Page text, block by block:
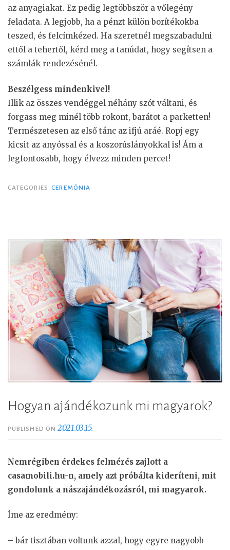
az anyagiakat. Ez pedig legtöbbször a vőlegény
feladata. A legjobb, ha a pénzt külön borítékokba
teszed, és felcímkézed. Ha szeretnél megszabadulni
ettől a tehertől, kérd meg a tanúdat, hogy segítsen a
számlák rendezésénél.
Beszélgess mindenkivel!
Illik az összes vendéggel néhány szót váltani, és
forgass meg minél több rokont, barátot a parketten!
Természetesen az első tánc az ifjú aráé. Ropj egy
kicsit az anyóssal és a koszorúslányokkal is! Ám a
legfontosabb, hogy élvezz minden percet!
CATEGORIES CEREMÓNIA
Hogyan ajándékozunk mi magyarok?
PUBLISHED ON2021.03.15.
Nemrégiben érdekes felmérés zajlott a
casamobili.hu-n, amely azt próbálta kideríteni, mit
gondolunk a nászajándékozásról, mi magyarok.
Íme az eredmény:
– bár tisztában voltunk azzal, hogy egyre nagyobb